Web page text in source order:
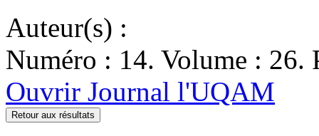
Auteur(s) :
Numéro : 14. Volume : 26.
Ouvrir Journal l'UQAM
Retour aux résultats